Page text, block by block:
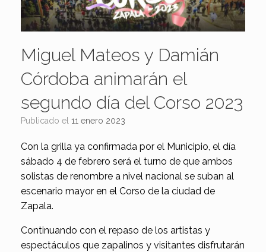
Miguel Mateos y Damián
Córdoba animarán el
segundo día del Corso 2023
Publicado el 11 enero 2023
Con la grilla ya confirmada por el Municipio, el día
sábado 4 de febrero será el turno de que ambos
solistas de renombre a nivel nacional se suban al
escenario mayor en el Corso de la ciudad de
Zapala.
Continuando con el repaso de los artistas y
espectáculos que zapalinos y visitantes disfrutarán